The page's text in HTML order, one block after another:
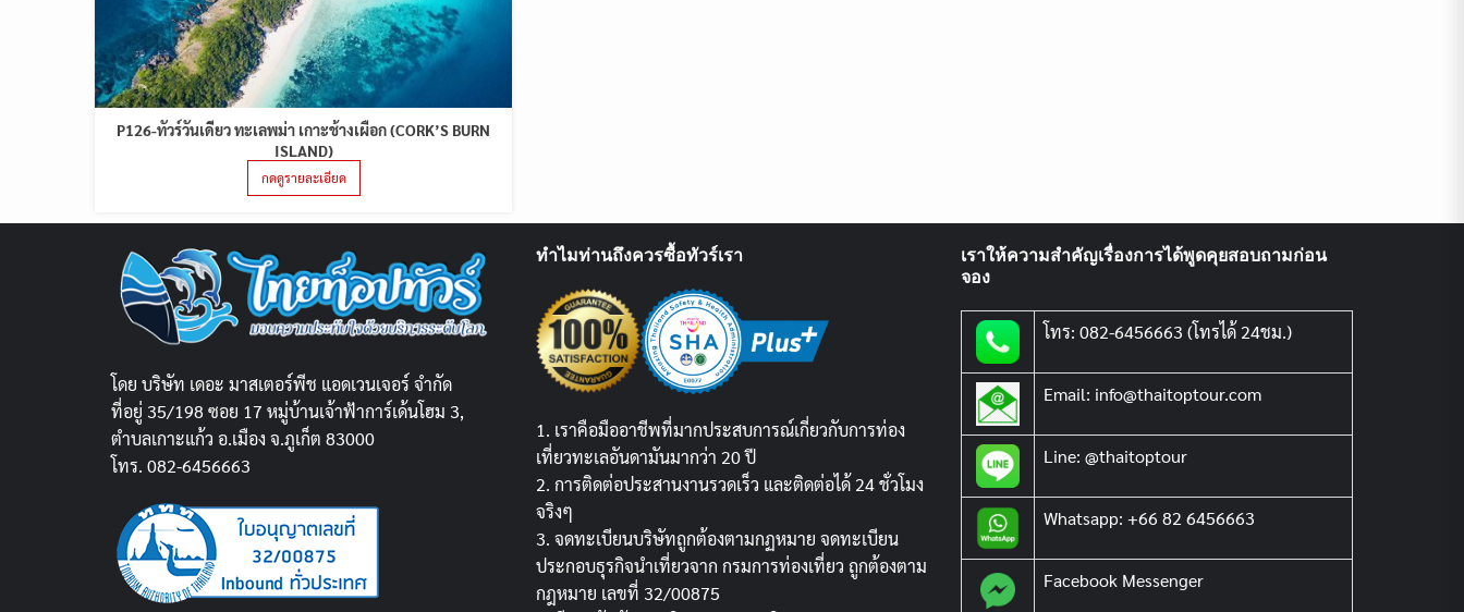
P126-ทัวร์วันเดียว ทะเลพม่า เกาะช้างเผือก (CORK’S BURN
ISLAND)
กดดูรายละเอียด
โดย บริษัท เดอะ มาสเตอร์พีช แอดเวนเจอร์ จำกัด
ที่อยู่ 35/198 ซอย 17 หมู่บ้านเจ้าฟ้าการ์เด้นโฮม 3,
ตำบลเกาะแก้ว อ.เมือง จ.ภูเก็ต 83000
โทร. 082-6456663
ทำไมท่านถึงควรซื้อทัวร์เรา
1. เราคือมืออาชีพที่มากประสบการณ์เกี่ยวกับการท่อง
เที่ยวทะเลอันดามันมากว่า 20 ปี
2. การติดต่อประสานงานรวดเร็ว และติดต่อได้ 24 ชั่วโมง
จริงๆ
3. จดทะเบียนบริษัทถูกต้องตามกฏหมาย จดทะเบียน
ประกอบธุรกิจนำเที่ยวจาก กรมการท่องเที่ยว ถูกต้องตาม
กฎหมาย เลขที่ 32/00875
เราให้ความสำคัญเรื่องการได้พูดคุยสอบถามก่อน
จอง
โทร: 082-6456663 (โทรได้ 24ชม.)
Email: info@thaitoptour.com
Line: @thaitoptour
Whatsapp: +66 82 6456663
Facebook Messenger